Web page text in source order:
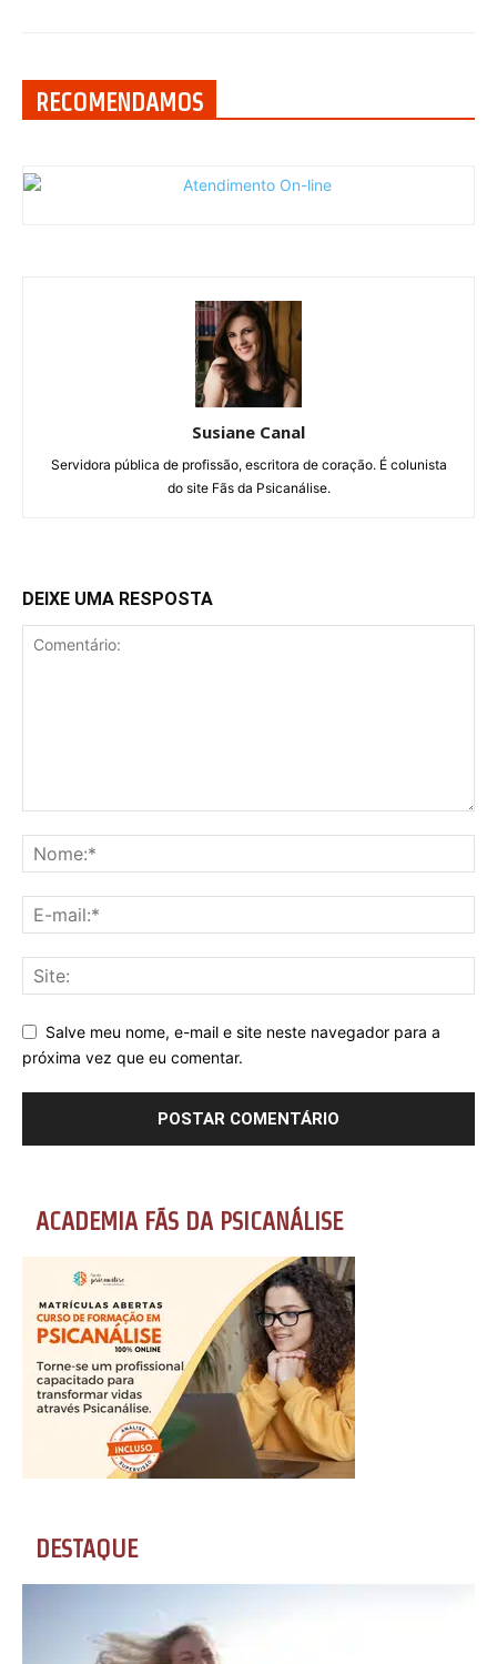
RECOMENDAMOS
Susiane Canal
Servidora pública de profissão, escritora de coração. É colunista
do site Fãs da Psicanálise.
DEIXE UMA RESPOSTA
Salve meu nome, e-mail e site neste navegador para a
próxima vez que eu comentar.
ACADEMIA FÃS DA PSICANÁLISE
DESTAQUE